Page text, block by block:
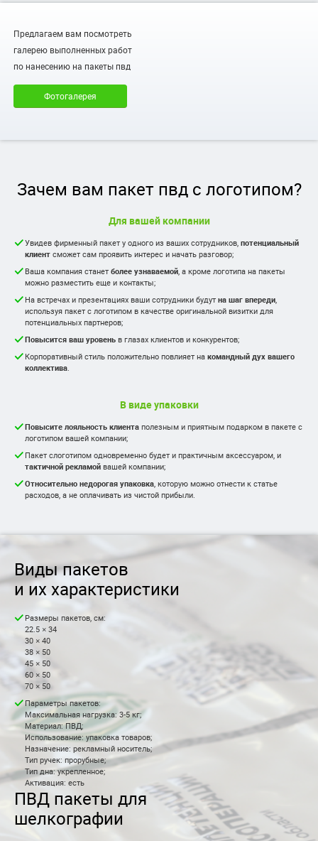
Предлагаем вам посмотреть
галерею выполненных работ
по нанесению на пакеты пвд
Фотогалерея
Зачем вам пакет пвд с логотипом?
Для вашей компании
Увидев фирменный пакет у одного из ваших сотрудников, потенциальный
клиент сможет сам проявить интерес и начать разговор;
Ваша компания станет более узнаваемой, а кроме логотипа на пакеты
можно разместить еще и контакты;
На встречах и презентациях ваши сотрудники будут на шаг впереди,
используя пакет с логотипом в качестве оригинальной визитки для
потенциальных партнеров;
Повысится ваш уровень в глазах клиентов и конкурентов;
Корпоративный стиль положительно повлияет на командный дух вашего
коллектива.
В виде упаковки
Повысите лояльность клиента полезным и приятным подарком в пакете с
логотипом вашей компании;
Пакет слоготипом одновременно будет и практичным аксессуаром, и
тактичной рекламой вашей компании;
Относительно недорогая упаковка, которую можно отнести к статье
расходов, а не оплачивать из чистой прибыли.
Виды пакетов
и их характеристики
Размеры пакетов, см:
22.5 × 34
30 × 40
38 × 50
45 × 50
60 × 50
70 × 50
Параметры пакетов:
Максимальная нагрузка: 3-5 кг;
Материал: ПВД;
Использование: упаковка товаров;
Назначение: рекламный носитель;
Тип ручек: прорубные;
Тип дна: укрепленное;
Активация: есть
ПВД пакеты для
шелкографии